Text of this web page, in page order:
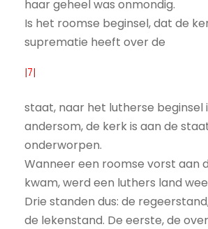
haar geheel was onmondig.
Is het roomse beginsel, dat de
suprematie heeft over de
|7|
staat, naar het lutherse beginsel
andersom, de kerk is aan de
onderworpen.
Wanneer een roomse vorst aan
kwam, werd een luthers land
Drie standen dus: de
de lekenstand. De eerste, de